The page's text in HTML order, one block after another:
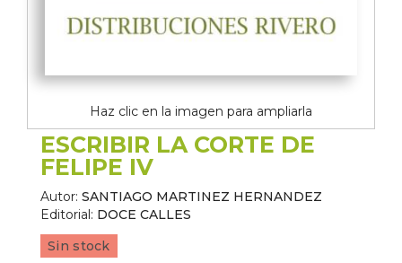
Haz clic en la imagen para ampliarla
ESCRIBIR LA CORTE DE
FELIPE IV
Autor: SANTIAGO MARTINEZ HERNANDEZ
Editorial: DOCE CALLES
Sin stock